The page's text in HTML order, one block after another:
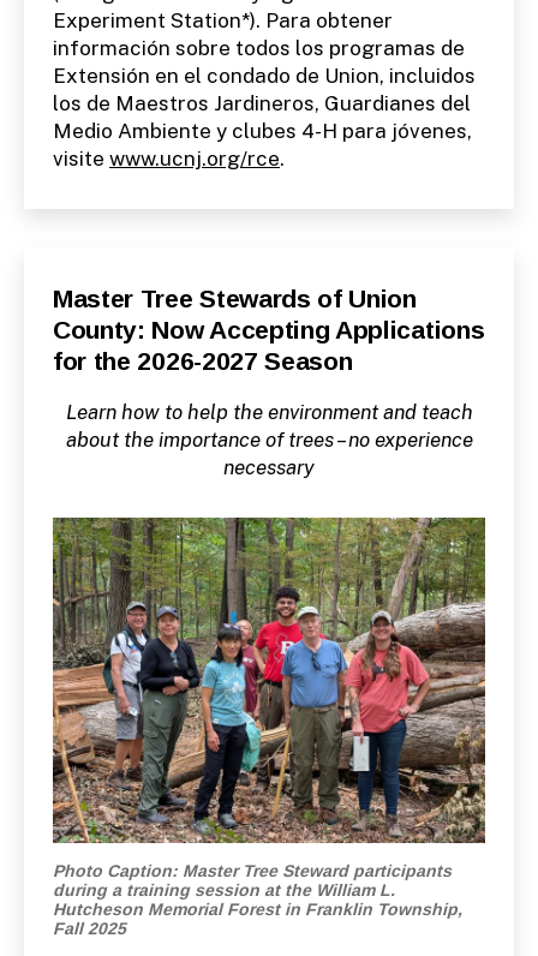
Experiment Station*). Para obtener
información sobre todos los programas de
Extensión en el condado de Union, incluidos
los de Maestros Jardineros, Guardianes del
Medio Ambiente y clubes 4-H para jóvenes,
visite www.ucnj.org/rce.
Categories
P
U
B
I
Master Tree Stewards of Union
County: Now Accepting Applications
for the 2026-2027 Season
Learn how to help the environment and teach
about the importance of trees – no experience
necessary
Photo Caption: Master Tree Steward participants
during a training session at the William L.
Hutcheson Memorial Forest in Franklin Township,
Fall 2025